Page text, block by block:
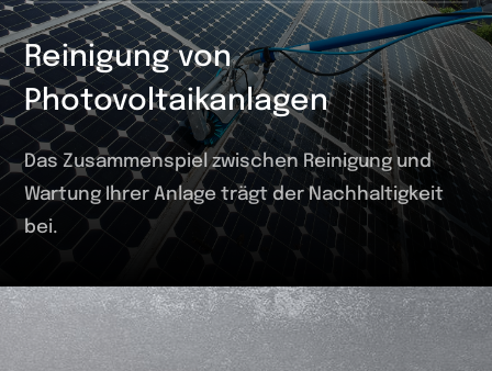
Reinigung von
Photovoltaikanlagen
Das Zusammenspiel zwischen Reinigung und
Wartung Ihrer Anlage trägt der Nachhaltigkeit
bei.